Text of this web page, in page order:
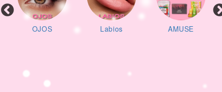
t
OJOS Labios AMUSE